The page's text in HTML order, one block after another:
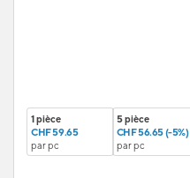
1 pièce
CHF 59.65
par pc
5 pièce
CHF 56.65 (-5%)
par pc